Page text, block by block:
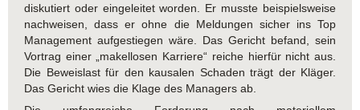
diskutiert oder eingeleitet worden. Er musste beispielsweise
nachweisen, dass er ohne die Meldungen sicher ins Top
Management aufgestiegen wäre. Das Gericht befand, sein
Vortrag einer „makellosen Karriere“ reiche hierfür nicht aus.
Die Beweislast für den kausalen Schaden trägt der Kläger.
Das Gericht wies die Klage des Managers ab.